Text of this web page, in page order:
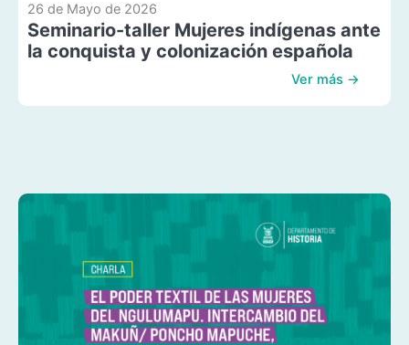
26 de Mayo de 2026
Seminario-taller Mujeres indígenas ante
la conquista y colonización española
Ver más →